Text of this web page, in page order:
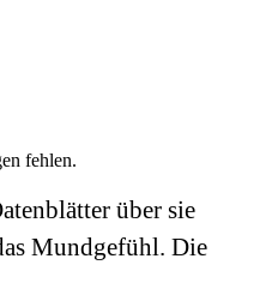
fehlen.
über sie
Mundgefühl. Die